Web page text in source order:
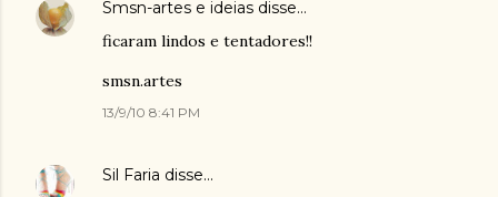
Smsn-artes e ideias disse…
ficaram lindos e tentadores!!
smsn.artes
13/9/10 8:41 PM
Sil Faria disse…